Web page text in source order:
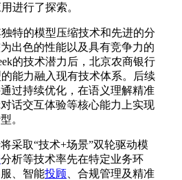
进行了探索。
独特的模型压缩技术和先进的分
出色的性能以及具有竞争力的
的技术潜力后，北京农商银行
的能力融入现有技术体系。后续
过持续优化，在语义理解精准
话交互体验等核心能力上实现
。
采取“技术+场景”双轮驱动模
分析等技术率先在特定业务环
、智能投顾 、合规管理及精准